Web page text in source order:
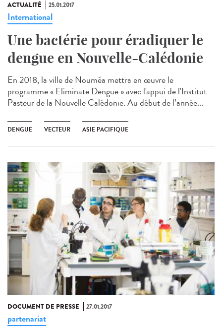
ACTUALITÉ 25.01.2017
International
Une bactérie pour éradiquer le
dengue en Nouvelle-Calédonie
En 2018, la ville de Nouméa mettra en œuvre le
programme « Eliminate Dengue » avec l'appui de l'Institut
Pasteur de la Nouvelle Calédonie. Au début de l’année...
DENGUE VECTEUR ASIE PACIFIQUE
DOCUMENT DE PRESSE 27.01.2017
partenariat